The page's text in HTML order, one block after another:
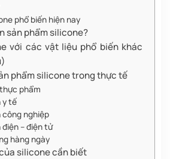
phổ biến hiện nay
sản phẩm silicone?
với các vật liệu phổ biến khác
phẩm silicone trong thực tế
phẩm
y tế
công nghiệp
– điện tử
hàng ngày
silicone cần biết